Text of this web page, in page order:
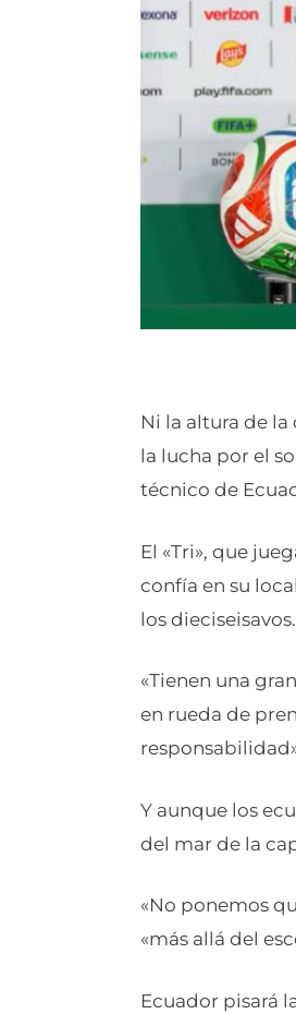
Ni la altura de
la lucha por el
técnico de
El «Tri», que
confía en su
los dieciseisavos.
«Tienen una
en rueda de
Y aunque los
del mar de la
«No ponemos
«más allá del
Ecuador pisará